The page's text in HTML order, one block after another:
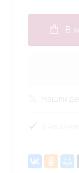
В
В наличии